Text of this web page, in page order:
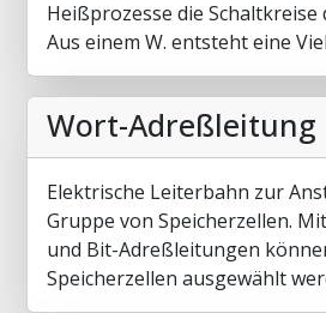
Heißprozesse die Schaltkreise
Aus einem W. entsteht eine
Wort-Adreßleitung
Elektrische Leiterbahn zur
Gruppe von Speicherzellen.
und Bit-Adreßleitungen
Speicherzellen ausgewählt